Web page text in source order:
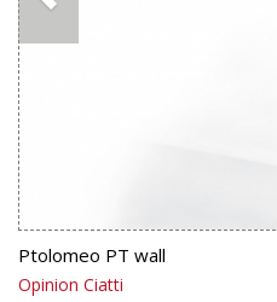
Ptolomeo PT wall
Opinion Ciatti